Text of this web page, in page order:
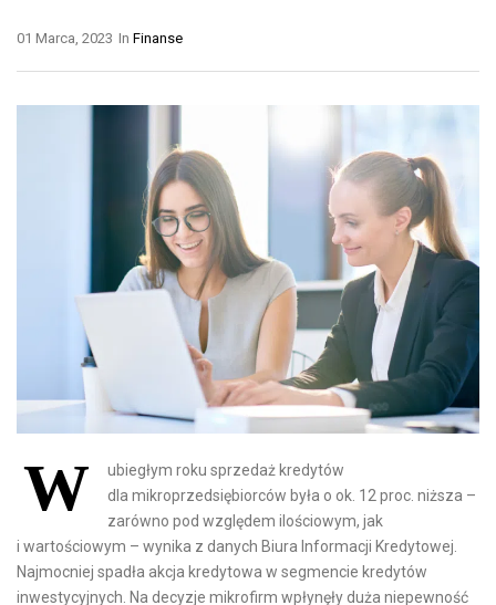
In Finanse
01 Marca, 2023
W
ubiegłym roku sprzedaż kredytów
dla mikroprzedsiębiorców była o ok. 12 proc. niższa –
zarówno pod względem ilościowym, jak
i wartościowym – wynika z danych Biura Informacji Kredytowej.
Najmocniej spadła akcja kredytowa w segmencie kredytów
inwestycyjnych. Na decyzje mikrofirm wpłynęły duża niepewność